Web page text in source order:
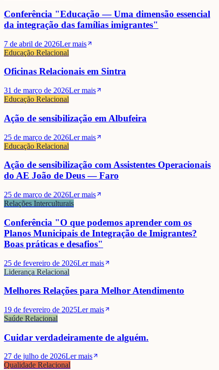
Conferência "Educação — Uma dimensão essencial
da integração das famílias imigrantes"
7 de abril de 2026Ler mais
Educação Relacional
Oficinas Relacionais em Sintra
31 de março de 2026Ler mais
Educação Relacional
Ação de sensibilização em Albufeira
25 de março de 2026Ler mais
Educação Relacional
Ação de sensibilização com Assistentes Operacionais
do AE João de Deus — Faro
25 de março de 2026Ler mais
Relações Interculturais
Conferência "O que podemos aprender com os
Planos Municipais de Integração de Imigrantes?
Boas práticas e desafios"
25 de fevereiro de 2026Ler mais
Liderança Relacional
Melhores Relações para Melhor Atendimento
19 de fevereiro de 2025Ler mais
Saúde Relacional
Cuidar verdadeiramente de alguém.
27 de julho de 2026Ler mais
Qualidade Relacional